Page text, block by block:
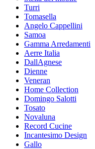
Turri
Tomasella
Angelo Cappellini
Samoa
Gamma Arredamenti
Aerre Italia
DallAgnese
Dienne
Veneran
Home Collection
Domingo Salotti
Tosato
Novaluna
Record Cucine
Incantesimo Design
Gallo